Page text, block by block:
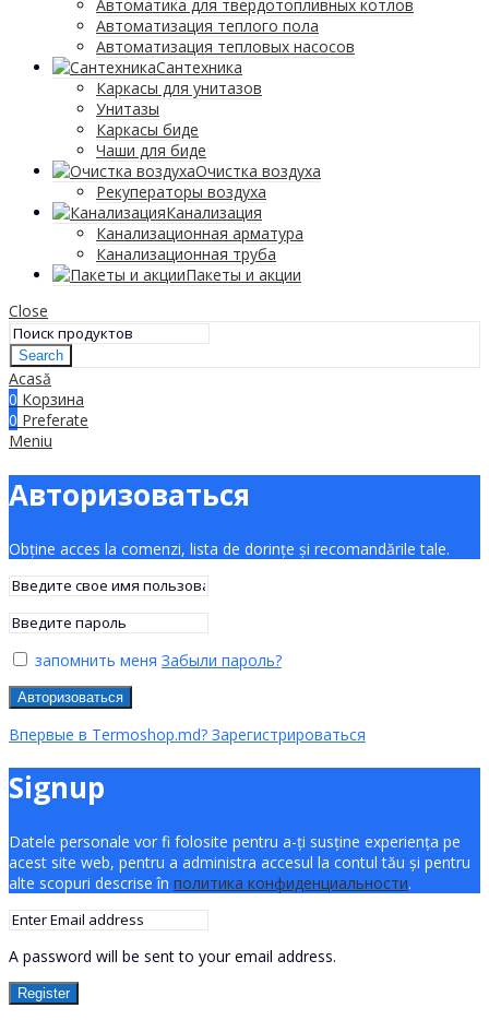
Автоматика для твердотопливных котлов
Автоматизация теплого пола
Автоматизация тепловых насосов
Сантехника
Каркасы для унитазов
Унитазы
Каркасы биде
Чаши для биде
Очистка воздуха
Рекуператоры воздуха
Канализация
Канализационная арматура
Канализационная труба
Пакеты и акции
Close
Search
Acasă
0 Корзина
0 Preferate
Meniu
Авторизоваться
Obține acces la comenzi, lista de dorințe și recomandările tale.
запомнить меня Забыли пароль?
Авторизоваться
Впервые в Termoshop.md? Зарегистрироваться
Signup
Datele personale vor fi folosite pentru a-ți susține experiența pe
acest site web, pentru a administra accesul la contul tău și pentru
alte scopuri descrise în политика конфиденциальности.
A password will be sent to your email address.
Register